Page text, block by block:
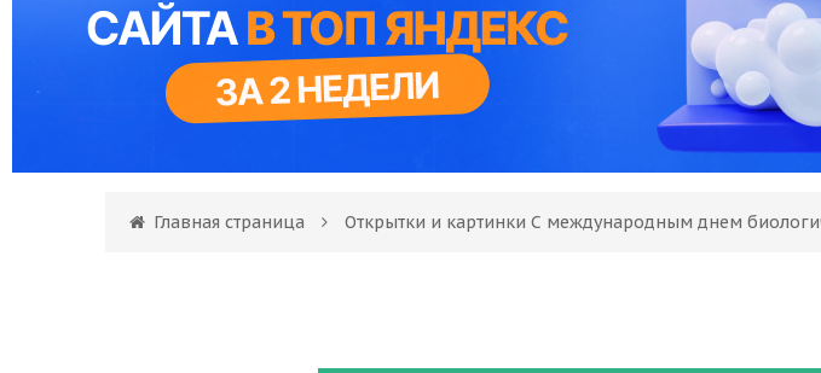
Главная страница Открытки и картинки С международным днем